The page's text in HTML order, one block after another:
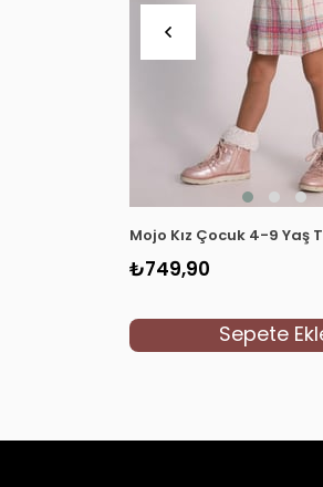
Mojo Kız Çocuk 4-9 Yaş
₺749,90
Sepete